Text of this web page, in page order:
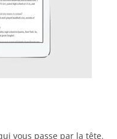
vous passe par la tête.